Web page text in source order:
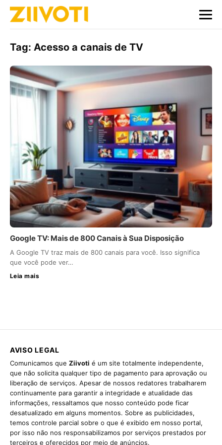
Tag: Acesso a canais de TV
Google TV: Mais de 800 Canais à Sua Disposição
A Google TV traz mais de 800 canais para você. Isso significa
que você pode ver…
Leia mais
AVISO LEGAL
Comunicamos que Ziivoti é um site totalmente independente,
que não solicita qualquer tipo de pagamento para aprovação ou
liberação de serviços. Apesar de nossos redatores trabalharem
continuamente para garantir a integridade e atualidade das
informações, ressaltamos que nosso conteúdo pode ficar
desatualizado em alguns momentos. Sobre as publicidades,
temos controle parcial sobre o que é exibido em nosso portal,
por isso não nos responsabilizamos por serviços prestados por
terceiros e oferecidos por meio de anúncios.